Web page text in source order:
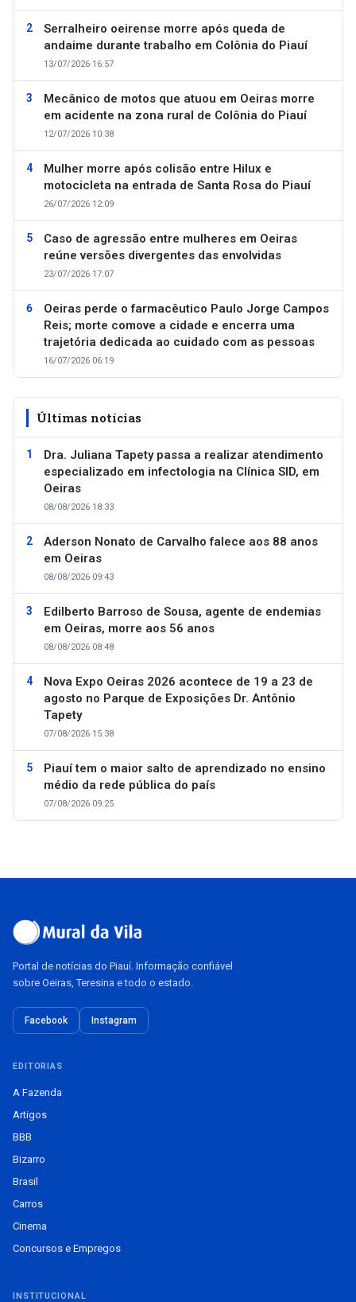
Serralheiro oeirense morre após queda de
andaime durante trabalho em Colônia do Piauí
13/07/2026 16:57
Mecânico de motos que atuou em Oeiras morre
em acidente na zona rural de Colônia do Piauí
12/07/2026 10:38
Mulher morre após colisão entre Hilux e
motocicleta na entrada de Santa Rosa do Piauí
26/07/2026 12:09
Caso de agressão entre mulheres em Oeiras
reúne versões divergentes das envolvidas
23/07/2026 17:07
Oeiras perde o farmacêutico Paulo Jorge Campos
Reis; morte comove a cidade e encerra uma
trajetória dedicada ao cuidado com as pessoas
16/07/2026 06:19
Últimas notícias
Dra. Juliana Tapety passa a realizar atendimento
especializado em infectologia na Clínica SID, em
Oeiras
08/08/2026 18:33
Aderson Nonato de Carvalho falece aos 88 anos
em Oeiras
08/08/2026 09:43
Edilberto Barroso de Sousa, agente de endemias
em Oeiras, morre aos 56 anos
08/08/2026 08:48
Nova Expo Oeiras 2026 acontece de 19 a 23 de
agosto no Parque de Exposições Dr. Antônio
Tapety
07/08/2026 15:38
Piauí tem o maior salto de aprendizado no ensino
médio da rede pública do país
07/08/2026 09:25
Portal de notícias do Piauí. Informação confiável
sobre Oeiras, Teresina e todo o estado.
Facebook Instagram
EDITORIAS
A Fazenda
Artigos
BBB
Bizarro
Brasil
Carros
Cinema
Concursos e Empregos
INSTITUCIONAL